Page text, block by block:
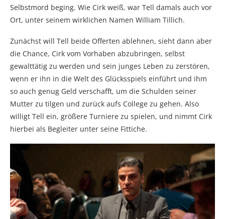
Selbstmord beging. Wie Cirk weiß, war Tell damals auch vor
Ort, unter seinem wirklichen Namen William Tillich.
Zunächst will Tell beide Offerten ablehnen, sieht dann aber
die Chance, Cirk vom Vorhaben abzubringen, selbst
gewalttätig zu werden und sein junges Leben zu zerstören,
wenn er ihn in die Welt des Glücksspiels einführt und ihm
so auch genug Geld verschafft, um die Schulden seiner
Mutter zu tilgen und zurück aufs College zu gehen. Also
willigt Tell ein, größere Turniere zu spielen, und nimmt Cirk
hierbei als Begleiter unter seine Fittiche.